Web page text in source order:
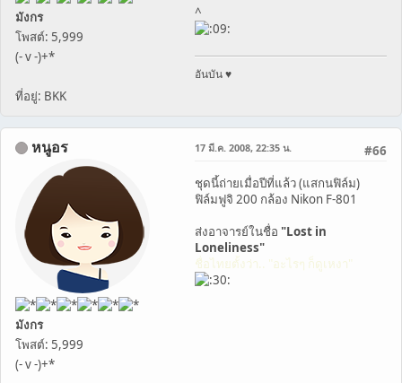
มังกร
โพสต์: 5,999
(- v -)+*
ที่อยู่: BKK
^
อันบัน ♥
หนูอร
มังกร
โพสต์: 5,999
(- v -)+*
#66
17 มี.ค. 2008, 22:35 น.
ชุดนี้ถ่ายเมื่อปีที่แล้ว (แสกนฟิล์ม)
ฟิล์มฟูจิ 200 กล้อง Nikon F-801
ส่งอาจารย์ในชื่อ "Lost in
Loneliness"
ชื่อไทยตั้งว่า.. "อะไรๆ ก็ดูเหงา"